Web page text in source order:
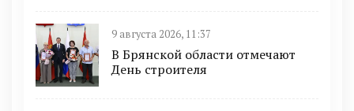
9 августа 2026, 11:37
В Брянской области отмечают
День строителя